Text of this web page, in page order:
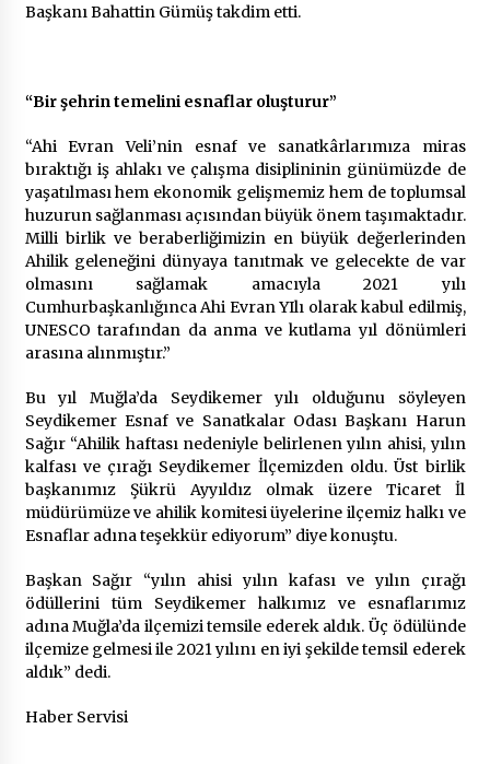
“Hiç Kimse Kaçak Yapım Legalleşecek Ümidinde
2 yıl ago
Başkanı Bahattin Gümüş takdim etti.
“Bir şehrin temelini esnaflar oluşturur”
“Ahi Evran Veli’nin esnaf ve sanatkârlarımıza miras
bıraktığı iş ahlakı ve çalışma disiplininin günümüzde de
yaşatılması hem ekonomik gelişmemiz hem de toplumsal
huzurun sağlanması açısından büyük önem taşımaktadır.
Milli birlik ve beraberliğimizin en büyük değerlerinden
Ahilik geleneğini dünyaya tanıtmak ve gelecekte de var
olmasını sağlamak amacıyla 2021 yılı
Cumhurbaşkanlığınca Ahi Evran YIlı olarak kabul edilmiş,
UNESCO tarafından da anma ve kutlama yıl dönümleri
arasına alınmıştır.”
Bu yıl Muğla’da Seydikemer yılı olduğunu söyleyen
Seydikemer Esnaf ve Sanatkalar Odası Başkanı Harun
Sağır “Ahilik haftası nedeniyle belirlenen yılın ahisi, yılın
kalfası ve çırağı Seydikemer İlçemizden oldu. Üst birlik
başkanımız Şükrü Ayyıldız olmak üzere Ticaret İl
müdürümüze ve ahilik komitesi üyelerine ilçemiz halkı ve
Esnaflar adına teşekkür ediyorum” diye konuştu.
Başkan Sağır “yılın ahisi yılın kafası ve yılın çırağı
ödüllerini tüm Seydikemer halkımız ve esnaflarımız
adına Muğla’da ilçemizi temsile ederek aldık. Üç ödülünde
ilçemize gelmesi ile 2021 yılını en iyi şekilde temsil ederek
aldık” dedi.
Haber Servisi